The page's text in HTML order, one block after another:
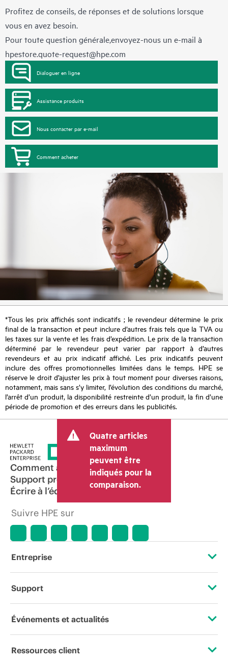
Profitez de conseils, de réponses et de solutions lorsque
vous en avez besoin.
Pour toute question générale,envoyez-nous un e-mail à
hpestore.quote-request@hpe.com
Dialoguer en ligne
Assistance produits
Nous contacter par e-mail
Comment acheter
*Tous les prix affichés sont indicatifs ; le revendeur détermine le prix
final de la transaction et peut inclure d’autres frais tels que la TVA ou
les taxes sur la vente et les frais d’expédition. Le prix de la transaction
déterminé par le revendeur peut varier par rapport à d’autres
revendeurs et au prix indicatif affiché. Les prix indicatifs peuvent
inclure des offres promotionnelles limitées dans le temps. HPE se
réserve le droit d’ajuster les prix à tout moment pour diverses raisons,
notamment, mais sans s’y limiter, l’évolution des conditions du marché,
l’arrêt d’un produit, la disponibilité restreinte d’un produit, la fin d’une
période de promotion et des erreurs dans les publicités.
Quatre articles
maximum
peuvent être
indiqués pour la
comparaison.
Comment acheter
Support produit
Écrire à l’équipe commerciale
Suivre HPE sur
Entreprise
À propos de HPE
Responsabilité d’entreprise
Support
Services d’assistance opérationnelle (OSS)
Événements et actualités
Événements
Ressources client